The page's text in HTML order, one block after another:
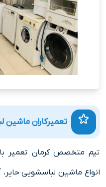
تعمیرکاران ماشین
تیم متخصص کرمان تعمیر
انواع ماشین لباسشویی